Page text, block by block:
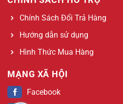
Chính Sách Đổi Trả Hàng
Hướng dẫn sử dụng
Hình Thức Mua Hàng
MẠNG XÃ HỘI
Facebook